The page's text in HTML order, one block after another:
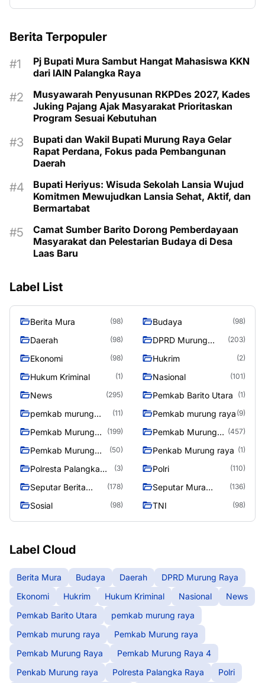
Berita Terpopuler
Pj Bupati Mura Sambut Hangat Mahasiswa KKN
dari IAIN Palangka Raya
Musyawarah Penyusunan RKPDes 2027, Kades
Juking Pajang Ajak Masyarakat Prioritaskan
Program Sesuai Kebutuhan
Bupati dan Wakil Bupati Murung Raya Gelar
Rapat Perdana, Fokus pada Pembangunan
Daerah
Bupati Heriyus: Wisuda Sekolah Lansia Wujud
Komitmen Mewujudkan Lansia Sehat, Aktif, dan
Bermartabat
Camat Sumber Barito Dorong Pemberdayaan
Masyarakat dan Pelestarian Budaya di Desa
Laas Baru
Label List
Berita Mura (98) Budaya (98)
Daerah (98)
DPRD Murung
(203)
Ekonomi (98) Hukrim (2)
Hukum Kriminal (1) Nasional (101)
News (295) Pemkab Barito Utara (1)
pemkab murung
(11) Pemkab murung raya (9)
Pemkab Murung
(199)
Pemkab Murung
(457)
Pemkab Murung
(50) Penkab Murung raya (1)
Polresta Palangka
(3) Polri (110)
Seputar Berita
(178)
Seputar Mura
(136)
Sosial (98) TNI (98)
Label Cloud
Berita Mura Budaya Daerah
DPRD Murung Raya
Ekonomi
Hukrim Hukum Kriminal Nasional
News
Pemkab Barito Utara
pemkab murung raya
Pemkab murung raya
Pemkab Murung raya
Pemkab Murung Raya
Pemkab Murung Raya 4
Penkab Murung raya
Polresta Palangka Raya
Polri